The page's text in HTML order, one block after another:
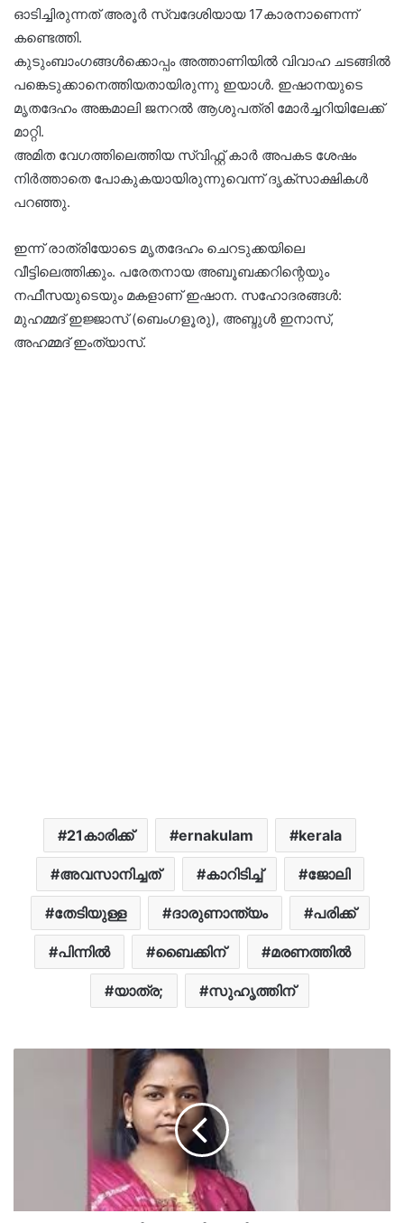
ഓടിച്ചിരുന്നത് അരൂർ സ്വദേശിയായ 17കാരനാണെന്ന്
കണ്ടെത്തി.
കുടുംബാംഗങ്ങൾക്കൊപ്പം അത്താണിയിൽ വിവാഹ ചടങ്ങിൽ
പങ്കെടുക്കാനെത്തിയതായിരുന്നു ഇയാൾ. ഇഷാനയുടെ
മൃതദേഹം അങ്കമാലി ജനറൽ ആശുപത്രി മോർച്ചറിയിലേക്ക്
മാറ്റി.
അമിത വേഗത്തിലെത്തിയ സ്വിഫ്റ്റ് കാർ അപകട ശേഷം
നിർത്താതെ പോകുകയായിരുന്നുവെന്ന് ദൃക്സാക്ഷികൾ
പറഞ്ഞു.
ഇന്ന് രാത്രിയോടെ മൃതദേഹം ചെറടുക്കയിലെ
വീട്ടിലെത്തിക്കും. പരേതനായ അബൂബക്കറിന്റെയും
നഫീസയുടെയും മകളാണ് ഇഷാന. സഹോദരങ്ങൾ:
മുഹമ്മദ് ഇജ്ജാസ് (ബെംഗളൂരു), അബ്ദുൾ ഇനാസ്,
അഹമ്മദ് ഇംത്യാസ്.
21കാരിക്ക് ernakulam kerala
അവസാനിച്ചത് കാറിടിച്ച് ജോലി
തേടിയുള്ള ദാരുണാന്ത്യം പരിക്ക്
പിന്നിൽ ബൈക്കിന് മരണത്തിൽ
യാത്ര; സുഹൃത്തിന്